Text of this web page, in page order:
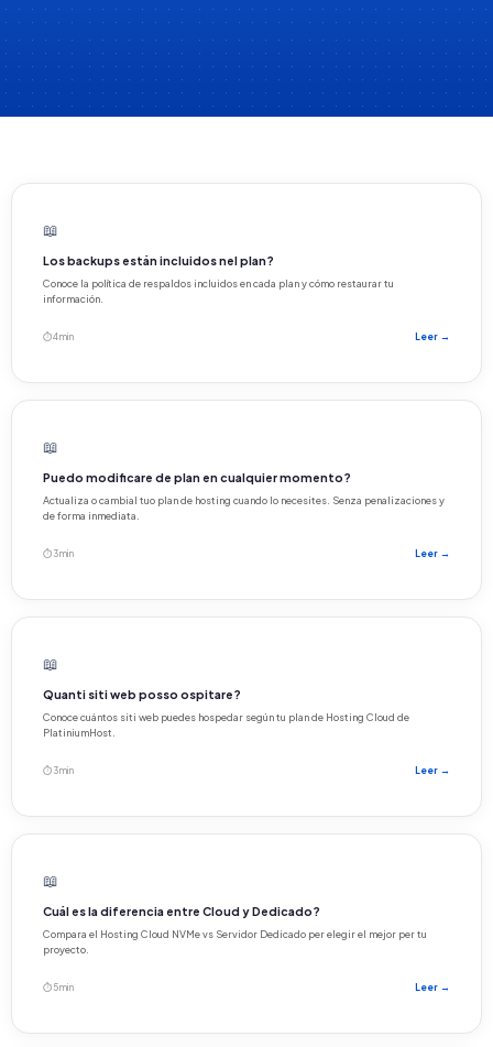
📖
Los backups están incluidos nel plan?
Conoce la política de respaldos incluidos en cada plan y cómo restaurar tu
información.
⏱ 4 min Leer →
📖
Puedo modificare de plan en cualquier momento?
Actualiza o cambial tuo plan de hosting cuando lo necesites. Senza penalizaciones y
de forma inmediata.
⏱ 3 min Leer →
📖
Quanti siti web posso ospitare?
Conoce cuántos siti web puedes hospedar según tu plan de Hosting Cloud de
PlatiniumHost.
⏱ 3 min Leer →
📖
Cuál es la diferencia entre Cloud y Dedicado?
Compara el Hosting Cloud NVMe vs Servidor Dedicado per elegir el mejor per tu
proyecto.
⏱ 5 min Leer →